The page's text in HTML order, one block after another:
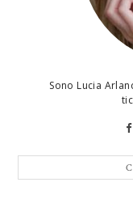
Sono Lucia